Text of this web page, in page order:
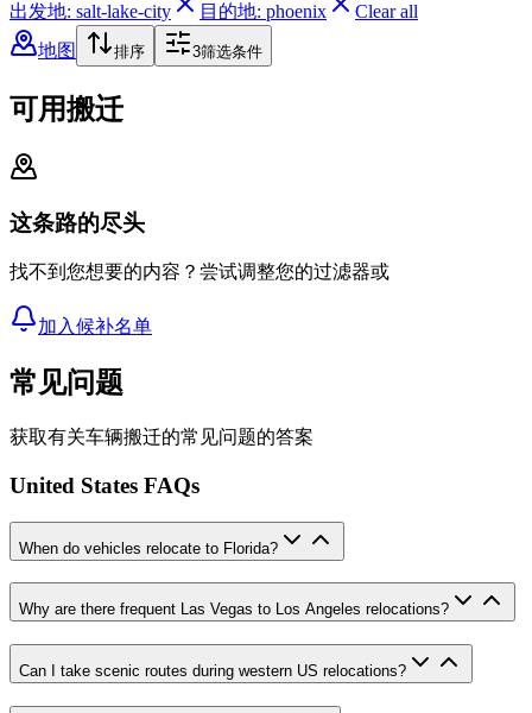
出发地: salt-lake-city 目的地: phoenix
Clear all
地图
排序 3筛选条件
可用搬迁
这条路的尽头
找不到您想要的内容？尝试调整您的过滤器或
加入候补名单
常见问题
获取有关车辆搬迁的常见问题的答案
United States FAQs
When do vehicles relocate to Florida?
Why are there frequent Las Vegas to Los Angeles relocations?
Can I take scenic routes during western US relocations?